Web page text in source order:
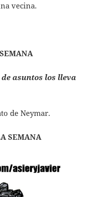
vecina.
asuntos los lleva
de Neymar.
SEMANA